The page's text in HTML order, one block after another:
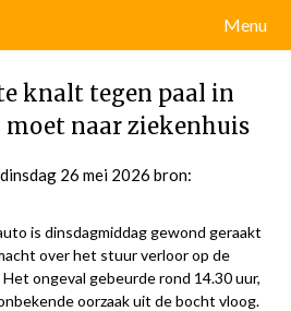
Menu
knalt tegen paal in
moet naar ziekenhuis
dinsdag 26 mei 2026 door
bron:
is dinsdagmiddag gewond geraakt
over het stuur verloor op de
ongeval gebeurde rond 14.30 uur,
oorzaak uit de bocht vloog.